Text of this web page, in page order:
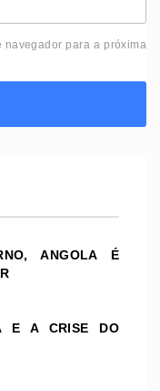
navegador para a próxima
ANGOLA É
E A CRISE DO